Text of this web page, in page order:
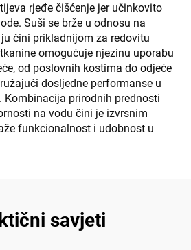
rjeđe čišćenje jer učinkovito
Suši se brže u odnosu na
čini prikladnijom za redovitu
omogućuje njezinu uporabu
od poslovnih kostima do odjeće
dosljedne performanse u
prirodnih prednosti
na vodu čini je izvrsnim
funkcionalnost i udobnost u
savjeti